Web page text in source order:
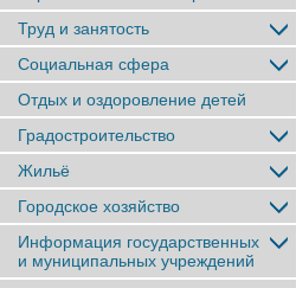
Труд и занятость
Социальная сфера
Отдых и оздоровление детей
Градостроительство
Жильё
Городское хозяйство
Информация государственных
и муниципальных учреждений